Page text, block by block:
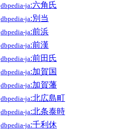
dbpedia-ja:六角氏
dbpedia-ja:別当
dbpedia-ja:前浜
dbpedia-ja:前漢
dbpedia-ja:前田氏
dbpedia-ja:加賀国
dbpedia-ja:加賀藩
dbpedia-ja:北広島町
dbpedia-ja:北条泰時
dbpedia-ja:千利休